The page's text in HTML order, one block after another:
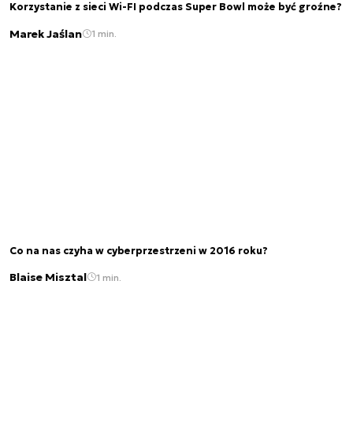
Korzystanie z sieci Wi-FI podczas Super Bowl może być groźne?
Marek Jaślan 1 min.
Co na nas czyha w cyberprzestrzeni w 2016 roku?
Blaise Misztal 1 min.